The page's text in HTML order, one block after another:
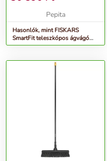
Pepita
Hasonlók, mint FISKARS
SmartFit teleszkópos ágvágó
L86